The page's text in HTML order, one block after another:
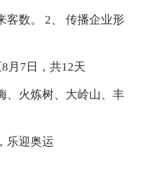
客数。 2、 传播企业形
月7日，共12天
、火炼树、大岭山、丰
乐迎奥运